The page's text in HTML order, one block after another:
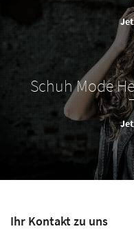
Schuh Mode
Ihr Kontakt zu uns